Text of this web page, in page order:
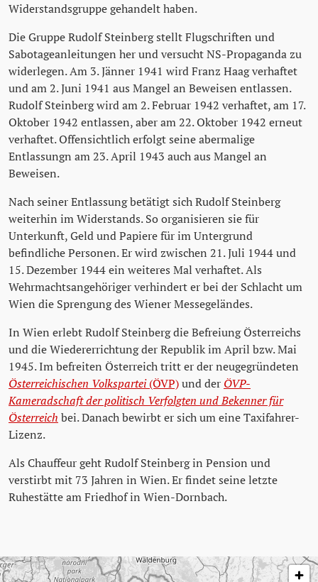
Widerstandsgruppe gehandelt haben.
Die Gruppe Rudolf Steinberg stellt Flugschriften und
Sabotageanleitungen her und versucht NS-Propaganda zu
widerlegen. Am 3. Jänner 1941 wird Franz Haag verhaftet
und am 2. Juni 1941 aus Mangel an Beweisen entlassen.
Rudolf Steinberg wird am 2. Februar 1942 verhaftet, am 17.
Oktober 1942 entlassen, aber am 22. Oktober 1942 erneut
verhaftet. Offensichtlich erfolgt seine abermalige
Entlassungn am 23. April 1943 auch aus Mangel an
Beweisen.
Nach seiner Entlassung betätigt sich Rudolf Steinberg
weiterhin im Widerstands. So organisieren sie für
Unterkunft, Geld und Papiere für im Untergrund
befindliche Personen. Er wird zwischen 21. Juli 1944 und
15. Dezember 1944 ein weiteres Mal verhaftet. Als
Wehrmachtsangehöriger verhindert er bei der Schlacht um
Wien die Sprengung des Wiener Messegeländes.
In Wien erlebt Rudolf Steinberg die Befreiung Österreichs
und die Wiedererrichtung der Republik im April bzw. Mai
1945. Im befreiten Österreich tritt er der neugegründeten
Österreichischen Volkspartei(ÖVP)und der ÖVP-
Kameradschaft der politisch Verfolgten und Bekenner für
Österreich bei. Danach bewirbt er sich um eine Taxifahrer-
Lizenz.
Als Chauffeur geht Rudolf Steinberg in Pension und
verstirbt mit 73 Jahren in Wien. Er findet seine letzte
Ruhestätte am Friedhof in Wien-Dornbach.
Karte überspringen